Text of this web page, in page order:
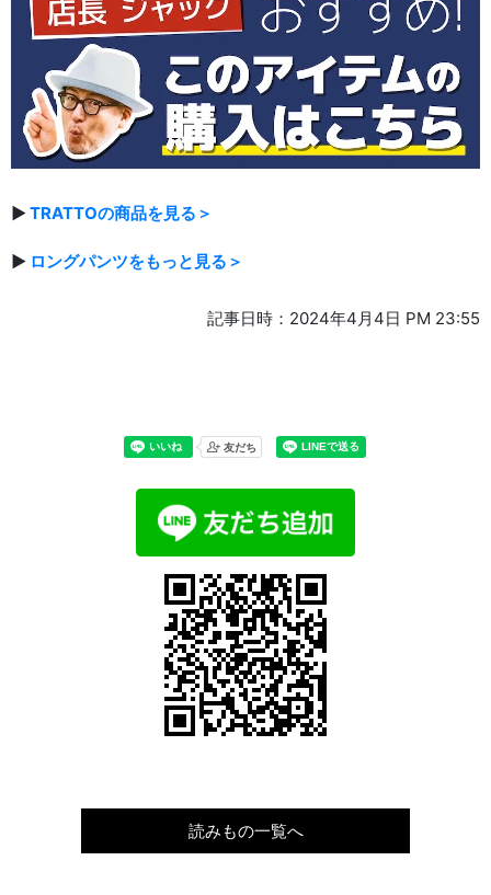
▶TRATTOの商品を見る＞
▶ ロングパンツをもっと見る＞
記事日時：2024年4月4日 PM 23:55
読みもの一覧へ